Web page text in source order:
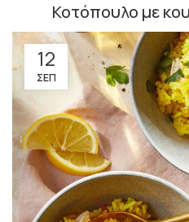
Κοτόπουλο με
12
ΣΕΠ